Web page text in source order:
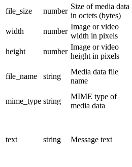
file_size
number
Size of media data
in octets (bytes)
width
number
Image or video
width in pixels
height
number
Image or video
height in pixels
file_name string
Media data file
name
mime_type string
MIME type of
media data
text string Message text